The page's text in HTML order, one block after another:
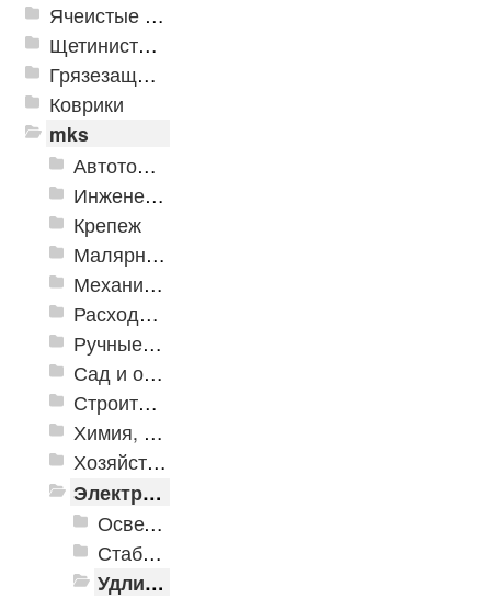
Ячеистые грязезащитные покрытия
Щетинистые покрытия
Грязезащитные, влаговпитывающие покрытия
Коврики
mks
Автотовары
Инженерная сантехника и инструменты
Крепеж
Малярно-штукатурные инструменты
Механизированные инструменты
Расходные инструменты
Ручные инструменты
Сад и огород
Строительная Химия и принадлежности
Химия, крепеж, СИЗ
Хозяйственные принадлежности
Электрика и свет
Осветительное оборудование
Стабилизаторы напряжения
Удлинители электрические